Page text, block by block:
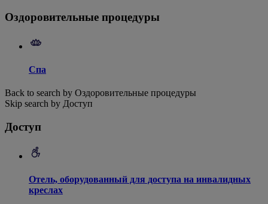
Оздоровительные процедуры
Спа
Back to search by Оздоровительные процедуры
Skip search by Доступ
Доступ
Отель, оборудованный для доступа на инвалидных
креслах